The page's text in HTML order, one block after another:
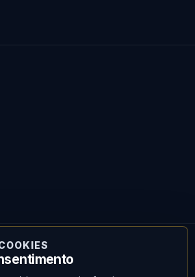
Vila Maria | São Paulo-SP
| 08h às 17h | Sex.